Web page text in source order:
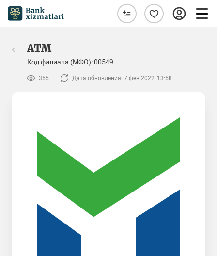
ATM
Код филиала (МФО): 00549
355 Дата обновления: 7 фев 2022, 13:58